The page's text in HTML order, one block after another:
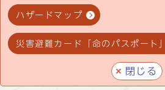
ハザードマップ
災害避難カード「命のパスポート」
閉じる